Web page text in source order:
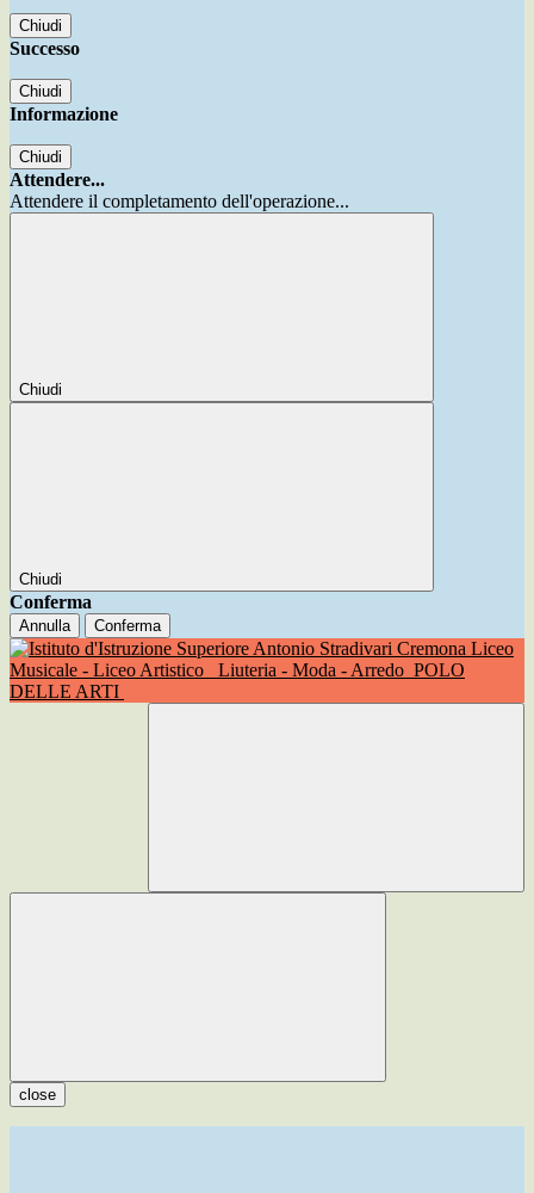
Chiudi
Successo
Chiudi
Informazione
Chiudi
Attendere...
Attendere il completamento dell'operazione...
Chiudi
Chiudi
Conferma
Annulla Conferma
Liceo
Musicale - Liceo Artistico
Liuteria - Moda - Arredo POLO
DELLE ARTI
close